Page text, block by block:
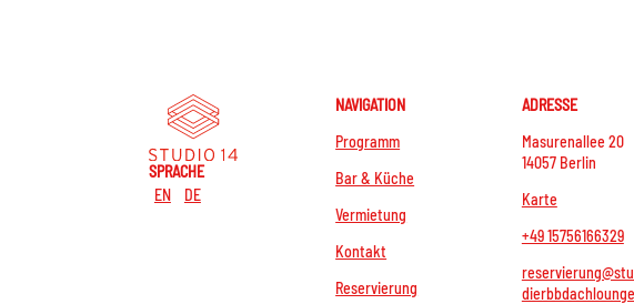
SPRACHE
EN
DE
NAVIGATION
Programm
Bar & Küche
Vermietung
Kontakt
Reservierung
ADRESSE
Masurenallee 20
14057 Berlin
Karte
+49 15756166329